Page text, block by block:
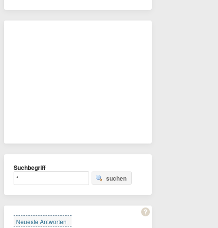
Suchbegriff
suchen
Neueste Antworten